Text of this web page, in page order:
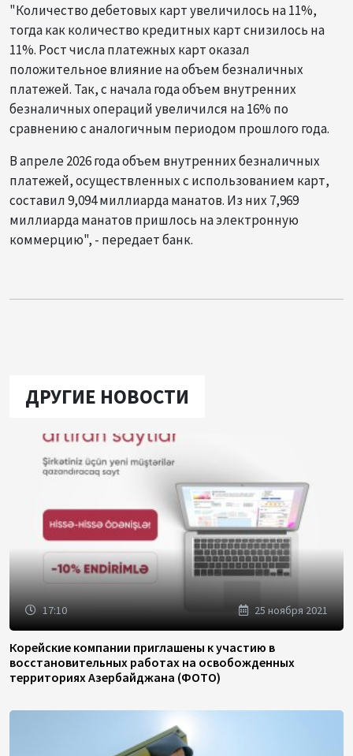
"Количество дебетовых карт увеличилось на 11%,
тогда как количество кредитных карт снизилось на
11%. Рост числа платежных карт оказал
положительное влияние на объем безналичных
платежей. Так, с начала года объем внутренних
безналичных операций увеличился на 16% по
сравнению с аналогичным периодом прошлого года.
В апреле 2026 года объем внутренних безналичных
платежей, осуществленных с использованием карт,
составил 9,094 миллиарда манатов. Из них 7,969
миллиарда манатов пришлось на электронную
коммерцию", - передает банк.
ДРУГИЕ НОВОСТИ
17:10 25 ноября 2021
Корейские компании приглашены к участию в
восстановительных работах на освобожденных
территориях Азербайджана (ФОТО)